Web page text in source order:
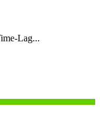
Lag...